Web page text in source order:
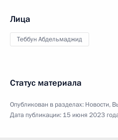
Лица
Теббун Абдельмаджид
Статус материала
Опубликован в разделах: Новости,
Дата публикации: 15 июня 2023